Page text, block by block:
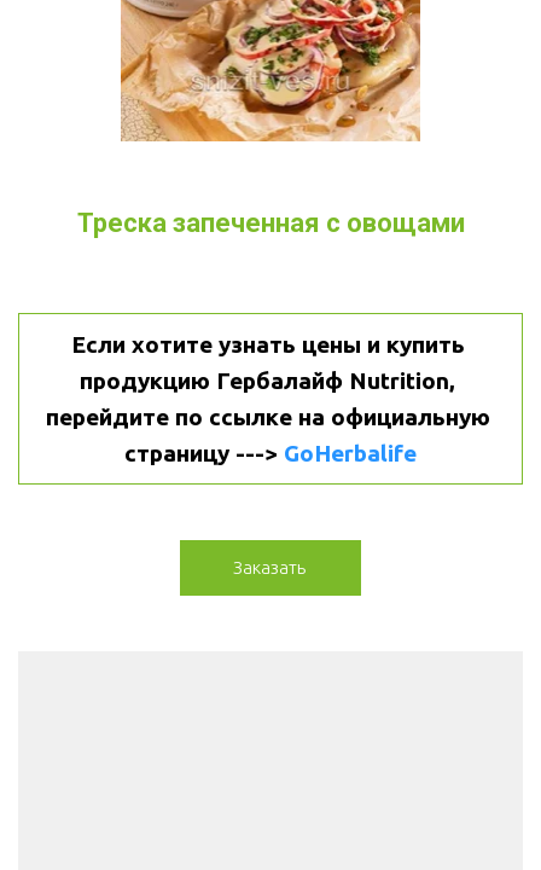
Треска запеченная с овощами
Если хотите узнать цены и купить
продукцию Гербалайф Nutrition,
перейдите по ссылке на официальную
страницу ---> GoHerbalife
Заказать